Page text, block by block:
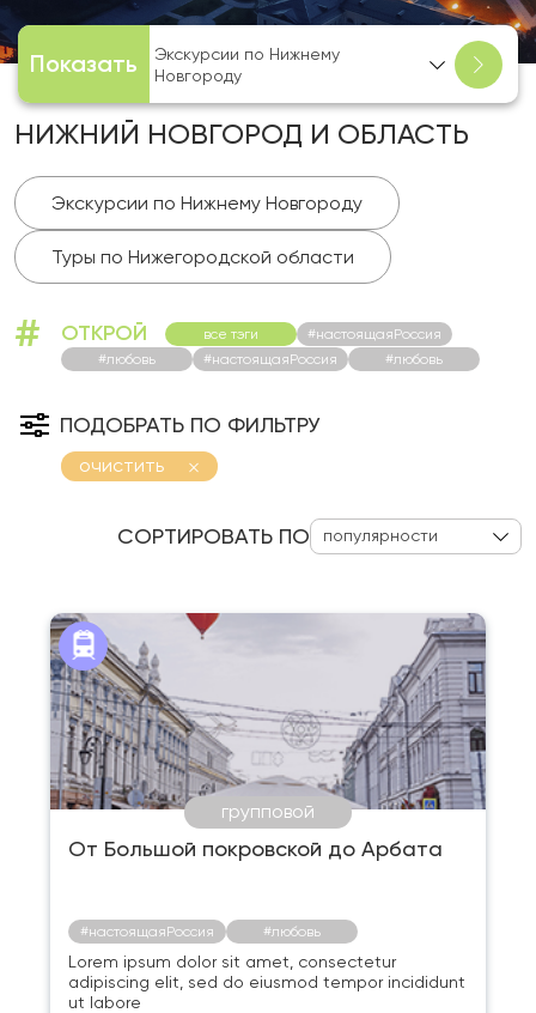
Показать
Экскурсии по Нижнему
Новгороду
НИЖНИЙ НОВГОРОД И ОБЛАСТЬ
Экскурсии по Нижнему Новгороду
Туры по Нижегородской области
# ОТКРОЙ все тэги
#настоящаяРоссия
#любовь
#настоящаяРоссия #любовь
ПОДОБРАТЬ ПО ФИЛЬТРУ
очистить
СОРТИРОВАТЬ ПО популярности
групповой
От Большой покровской до Арбата
#настоящаяРоссия #любовь
Lorem ipsum dolor sit amet, consectetur
adipiscing elit, sed do eiusmod tempor incididunt
ut labore